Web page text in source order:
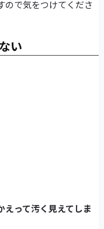
ので気をつけてくださ
い
えって汚く見えてしま